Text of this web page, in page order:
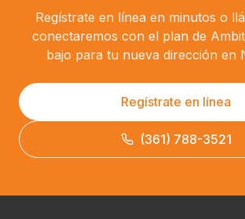
Regístrate en línea en minutos o
conectaremos con el plan de
bajo para tu nueva dirección en
Regístrate en línea
(361) 788-3521